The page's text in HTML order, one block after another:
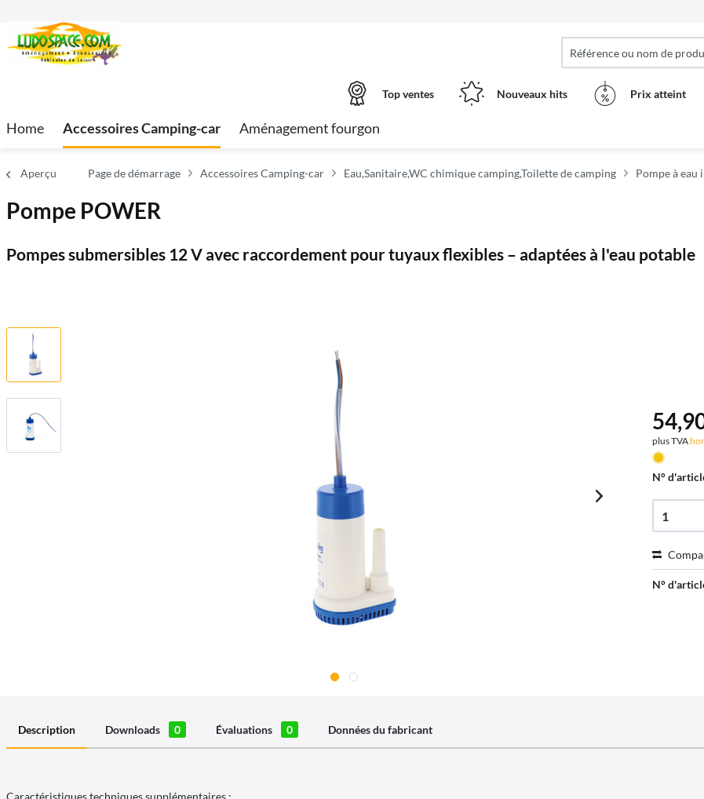
Top ventes Nouveaux hits Prix ​​atteint
Home Accessoires Camping-car Aménagement fourgon
Aperçu Page de démarrage Accessoires Camping-car Eau,Sanitaire,WC chimique camping,Toilette de camping Pompe à eau
Pompe POWER
Pompes submersibles 12 V avec raccordement pour tuyaux flexibles – adaptées à l'eau potable
plus TVA
N°
N°
Description Downloads 0 Évaluations 0 Données du fabricant
Caractéristiques techniques supplémentaires :